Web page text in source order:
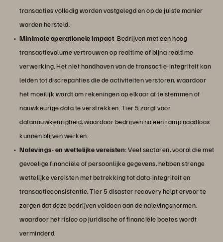
transacties volledig worden vastgelegd en op de juiste manier
worden hersteld.
Minimale operationele impact: Bedrijven met een hoog
transactievolume vertrouwen op realtime of bijna realtime
verwerking. Het niet handhaven van de transactie-integriteit kan
leiden tot discrepanties die de activiteiten verstoren, waardoor
het moeilijk wordt om rekeningen op elkaar af te stemmen of
nauwkeurige data te verstrekken. Tier 5 zorgt voor
datanauwkeurigheid, waardoor bedrijven na een ramp naadloos
kunnen blijven werken.
Nalevings- en wettelijke vereisten: Veel sectoren, vooral die met
gevoelige financiële of persoonlijke gegevens, hebben strenge
wettelijke vereisten met betrekking tot data-integriteit en
transactieconsistentie. Tier 5 disaster recovery helpt ervoor te
zorgen dat deze bedrijven voldoen aan de nalevingsnormen,
waardoor het risico op juridische of financiële boetes wordt
verminderd.